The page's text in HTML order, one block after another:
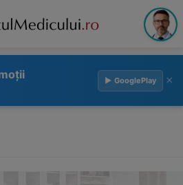
▶ GooglePlay ×